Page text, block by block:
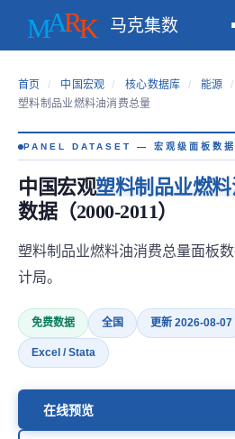
马克集数
首页 / 中国宏观 / 核心数据库 / 能源 /
塑料制品业燃料油消费总量
PANEL DATASET — 宏观级面板数据
中国宏观塑料制品业燃
数据（2000-2011）
塑料制品业燃料油消费总量面板
计局。
免费数据 全国 更新 2026-08-07
Excel / Stata
在线预览